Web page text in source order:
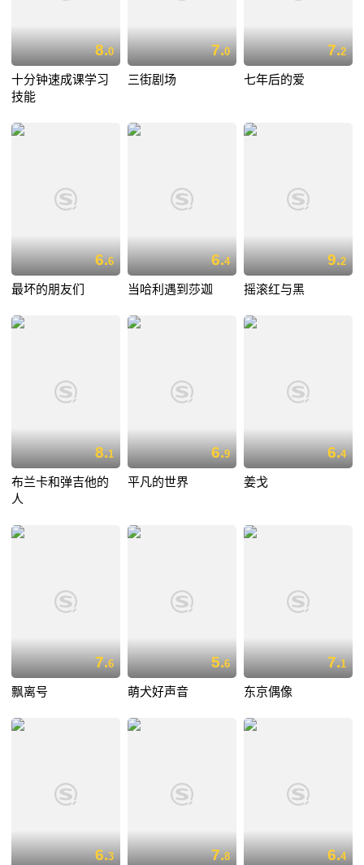
8.0
十分钟速成课学习
技能
7.0
三街剧场
7.2
七年后的爱
6.6
最坏的朋友们
6.4
当哈利遇到莎迦
9.2
摇滚红与黑
8.1
布兰卡和弹吉他的
人
6.9
平凡的世界
6.4
姜戈
7.6
飘离号
5.6
萌犬好声音
7.1
东京偶像
6.3 7.8 6.4